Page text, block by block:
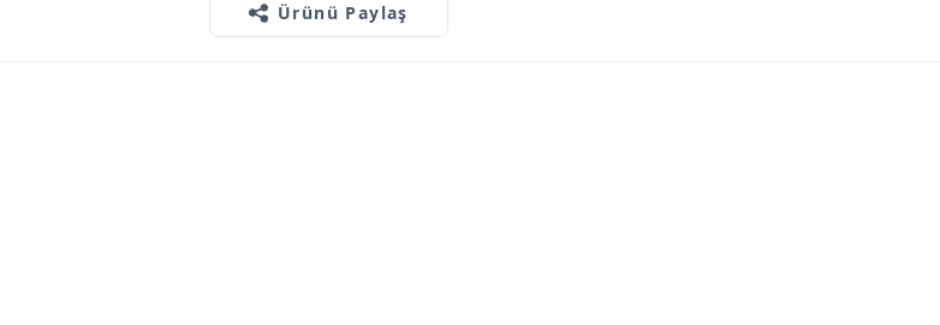
Ürünü Paylaş